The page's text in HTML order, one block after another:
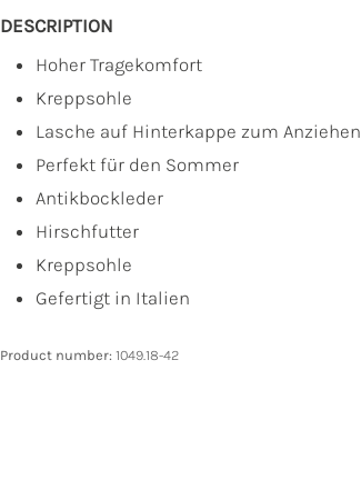
DESCRIPTION
Hoher Tragekomfort
Kreppsohle
Lasche auf Hinterkappe zum Anziehen
Perfekt für den Sommer
Antikbockleder
Hirschfutter
Kreppsohle
Gefertigt in Italien
Product number: 1049.18-42